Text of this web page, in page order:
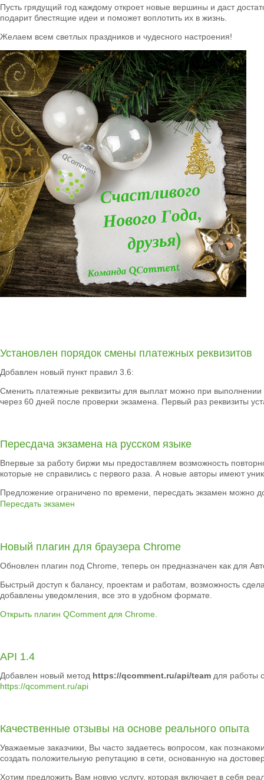
Пусть грядущий год каждому откроет новые вершины и даст
подарит блестящие идеи и поможет воплотить их в жизнь.
Желаем всем светлых праздников и чудесного настроения!
Установлен порядок смены платежных реквизитов
Добавлен новый пункт правил 3.6:
Сменить платежные реквизиты для выплат можно при
через 60 дней после проверки экзамена. Первый раз реквизиты
Пересдача экзамена на русском языке
Впервые за работу биржи мы предоставляем возможность
которые не справились с первого раза. А новые авторы имеют
Предложение ограничено по времени, пересдать экзамен можно
Пересдать экзамен
Новый плагин для браузера Chrome
Обновлен плагин под Chrome, теперь он предназначен как для
Быстрый доступ к балансу, проектам и работам, возможность
добавлены уведомления, все это в удобном формате.
Открыть плагин QComment для Chrome.
API 1.4
Добавлен новый метод https://qcomment.ru/api/team для работы
https://qcomment.ru/api
Качественные отзывы на основе реального опыта
Уважаемые заказчики, Вы часто задаетесь вопросом, как
создать положительную репутацию в сети, основанную на
Хотим предложить Вам новую услугу, которая включает в себя